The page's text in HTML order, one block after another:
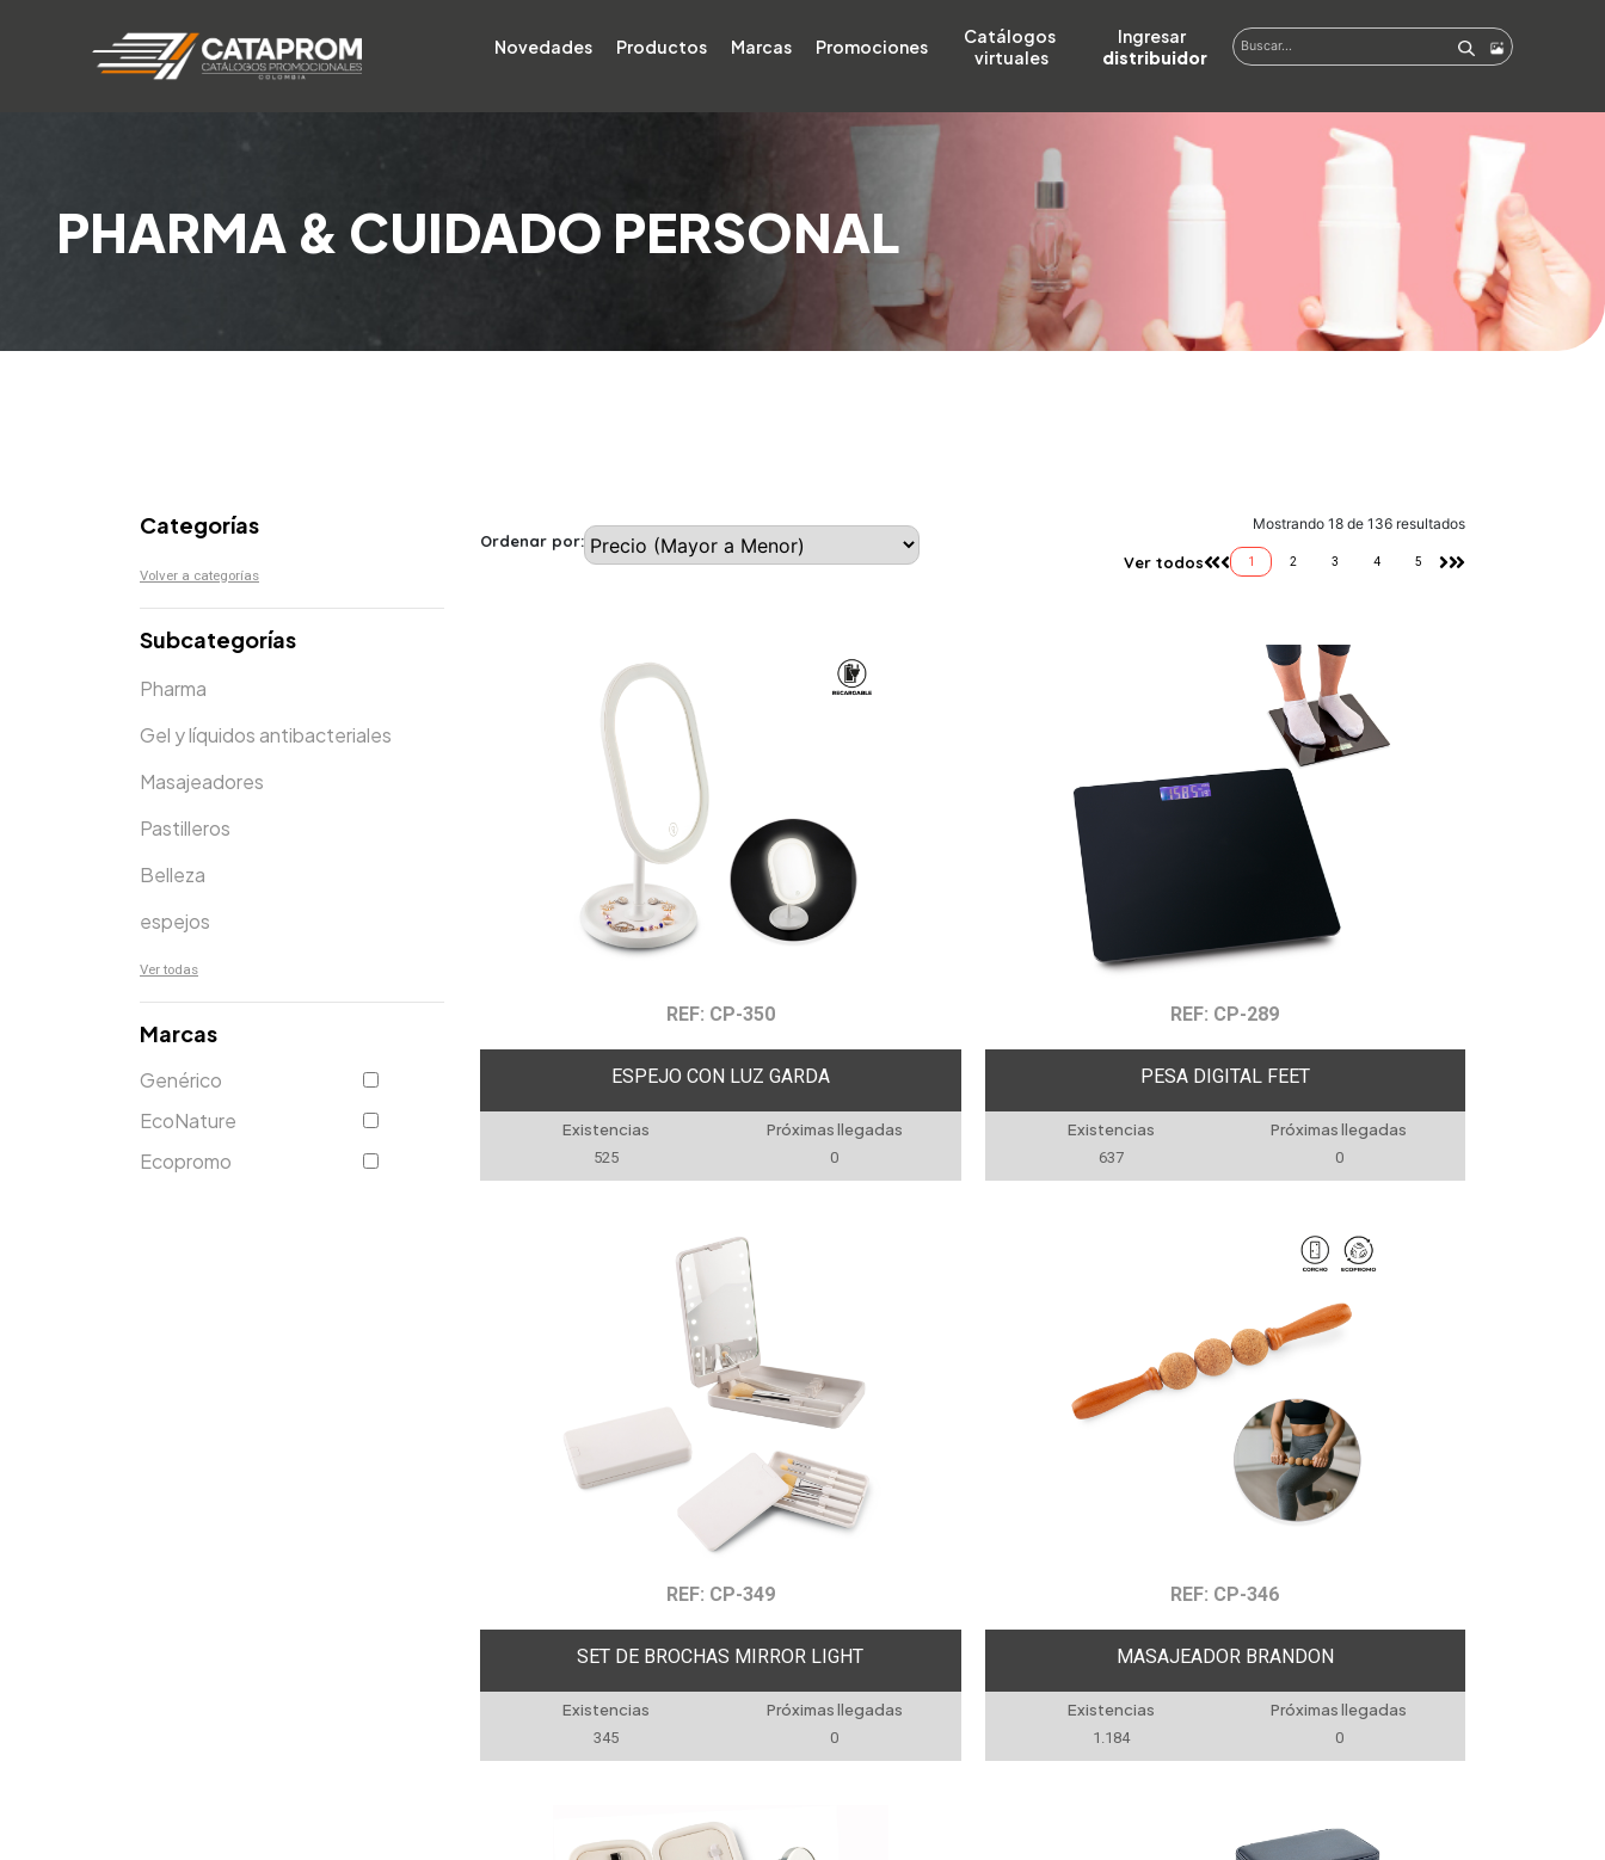
Novedades Productos Marcas Promociones
Catálogos
virtuales
distribuidor
PHARMA & CUIDADO PERSONAL
Categorías
Volver a categorías
Subcategorías
Pharma
Gel y líquidos antibacteriales
Masajeadores
Pastilleros
Belleza
espejos
Ver todas
Marcas
Genérico
EcoNature
Ecopromo
Ordenar por:
Mostrando 18 de 136 resultados
Ver todos 1 2 3 4 5
REF: CP-350
ESPEJO CON LUZ GARDA
Existencias
525
Próximas llegadas
0
REF: CP-289
PESA DIGITAL FEET
Existencias
637
Próximas llegadas
0
REF: CP-349
SET DE BROCHAS MIRROR LIGHT
Existencias
345
Próximas llegadas
0
REF: CP-346
MASAJEADOR BRANDON
Existencias
1.184
Próximas llegadas
0